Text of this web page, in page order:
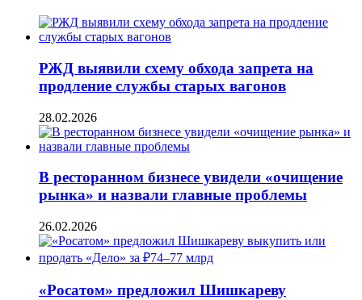
РЖД выявили схему обхода запрета на
продление службы старых вагонов
28.02.2026
В ресторанном бизнесе увидели «очищение
рынка» и назвали главные проблемы
26.02.2026
«Росатом» предложил Шишкареву